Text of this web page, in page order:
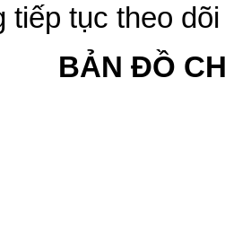
tiếp tục theo
BẢN ĐỒ